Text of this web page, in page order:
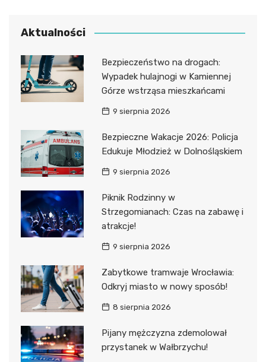
Aktualności
Bezpieczeństwo na drogach:
Wypadek hulajnogi w Kamiennej
Górze wstrząsa mieszkańcami
9 sierpnia 2026
Bezpieczne Wakacje 2026: Policja
Edukuje Młodzież w Dolnośląskiem
9 sierpnia 2026
Piknik Rodzinny w
Strzegomianach: Czas na zabawę i
atrakcje!
9 sierpnia 2026
Zabytkowe tramwaje Wrocławia:
Odkryj miasto w nowy sposób!
8 sierpnia 2026
Pijany mężczyzna zdemolował
przystanek w Wałbrzychu!